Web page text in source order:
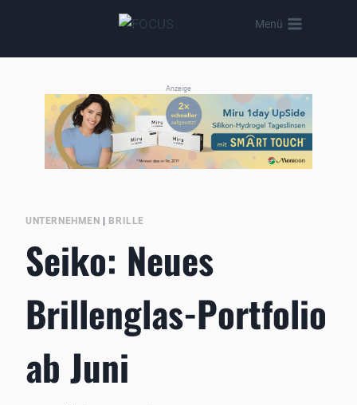
Menü
Anzeige
UNTERNEHMEN | BRILLE
Seiko: Neues
Brillenglas-Portfolio
ab Juni